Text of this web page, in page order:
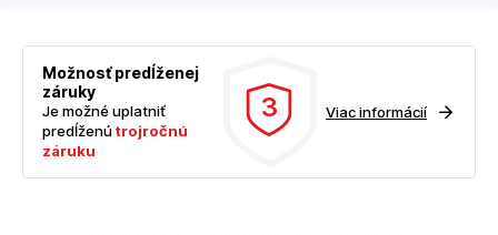
Možnosť predĺženej
záruky
Je možné uplatniť
predĺženútrojročnú
záruku
3 Viac informácií